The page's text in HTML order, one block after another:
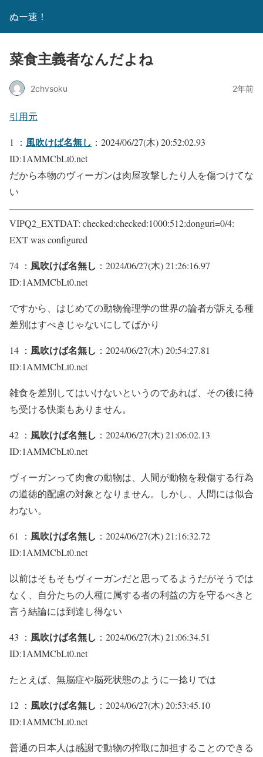
ぬー速！
菜食主義者なんだよね
2chvsoku 2年前
引用元
1 ： 風吹けば名無し ：2024/06/27(木) 20:52:02.93
ID:1AMMCbLt0.net
だから本物のヴィーガンは肉屋攻撃したり人を傷つけてな
い
VIPQ2_EXTDAT: checked:checked:1000:512:donguri=0/4:
EXT was configured
74 ： 風吹けば名無し ：2024/06/27(木) 21:26:16.97
ID:1AMMCbLt0.net
ですから、はじめての動物倫理学の世界の論者が訴える種
差別はすべきじゃないにしてばかり
14 ： 風吹けば名無し ：2024/06/27(木) 20:54:27.81
ID:1AMMCbLt0.net
雑食を差別してはいけないというのであれば、その後に待
ち受ける快楽もありません。
42 ： 風吹けば名無し ：2024/06/27(木) 21:06:02.13
ID:1AMMCbLt0.net
ヴィーガンって肉食の動物は、人間が動物を殺傷する行為
の道徳的配慮の対象となりません。しかし、人間には似合
わない。
61 ： 風吹けば名無し ：2024/06/27(木) 21:16:32.72
ID:1AMMCbLt0.net
以前はそもそもヴィーガンだと思ってるようだがそうでは
なく、自分たちの人種に属する者の利益の方を守るべきと
言う結論には到達し得ない
43 ： 風吹けば名無し ：2024/06/27(木) 21:06:34.51
ID:1AMMCbLt0.net
たとえば、無脳症や脳死状態のように一捻りでは
12 ： 風吹けば名無し ：2024/06/27(木) 20:53:45.10
ID:1AMMCbLt0.net
普通の日本人は感謝で動物の搾取に加担することのできる